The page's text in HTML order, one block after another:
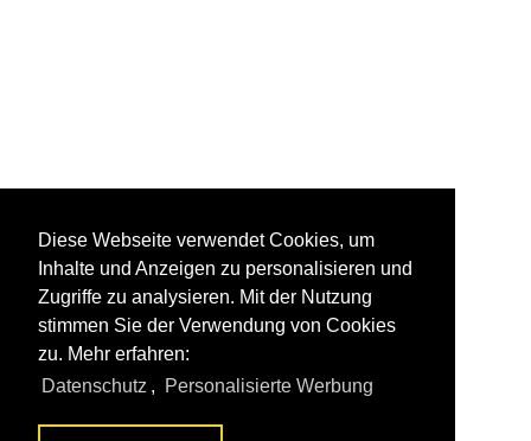
Diese Webseite verwendet Cookies, um
Inhalte und Anzeigen zu personalisieren und
Zugriffe zu analysieren. Mit der Nutzung
stimmen Sie der Verwendung von Cookies
zu. Mehr erfahren:
Datenschutz , Personalisierte Werbung